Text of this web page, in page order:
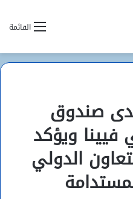
القائمة
صندوق
فيينا ويؤكد
الدولي